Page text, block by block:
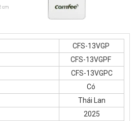
CFS-13VGP
CFS-13VGPF
CFS-13VGPC
Có
Thái Lan
2025